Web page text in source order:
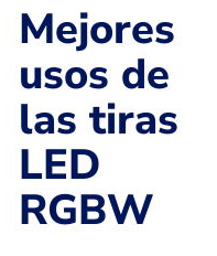
Mejores
usos de
las tiras
LED
RGBW